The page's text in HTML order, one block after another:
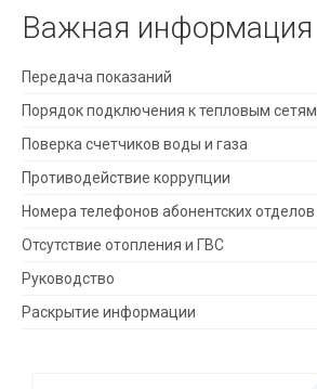
Важная информация
Передача показаний
Порядок подключения к тепловым сетям
Поверка счетчиков воды и газа
Противодействие коррупции
Номера телефонов абонентских отделов
Отсутствие отопления и ГВС
Руководство
Раскрытие информации